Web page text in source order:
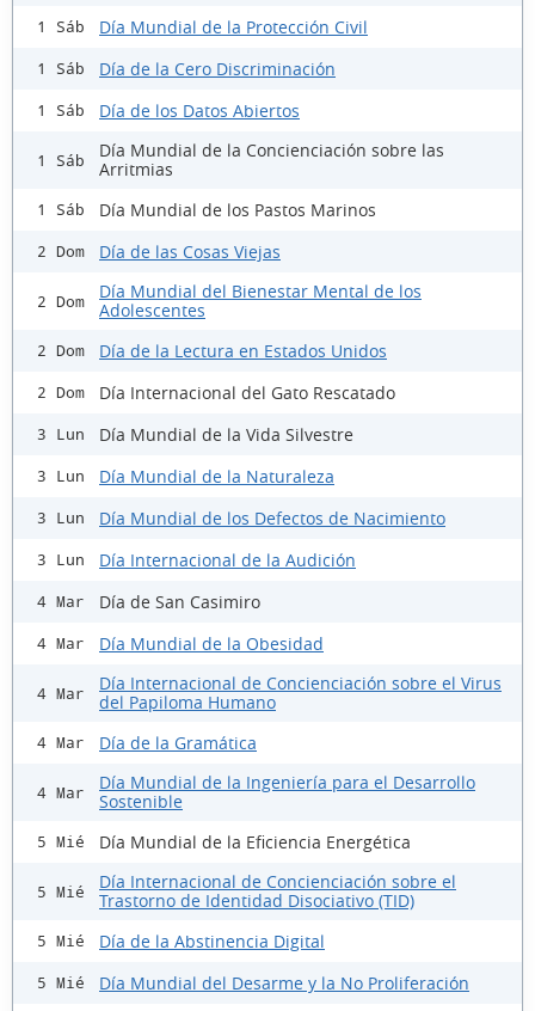
1 Sáb Día Mundial de la Protección Civil
1 Sáb Día de la Cero Discriminación
1 Sáb Día de los Datos Abiertos
1 Sáb
Día Mundial de la Concienciación sobre las
Arritmias
1 Sáb Día Mundial de los Pastos Marinos
2 Dom Día de las Cosas Viejas
2 Dom
Día Mundial del Bienestar Mental de los
Adolescentes
2 Dom Día de la Lectura en Estados Unidos
2 Dom Día Internacional del Gato Rescatado
3 Lun Día Mundial de la Vida Silvestre
3 Lun Día Mundial de la Naturaleza
3 Lun Día Mundial de los Defectos de Nacimiento
3 Lun Día Internacional de la Audición
4 Mar Día de San Casimiro
4 Mar Día Mundial de la Obesidad
4 Mar
Día Internacional de Concienciación sobre el Virus
del Papiloma Humano
4 Mar Día de la Gramática
4 Mar
Día Mundial de la Ingeniería para el Desarrollo
Sostenible
5 Mié Día Mundial de la Eficiencia Energética
5 Mié
Día Internacional de Concienciación sobre el
Trastorno de Identidad Disociativo (TID)
5 Mié Día de la Abstinencia Digital
5 Mié Día Mundial del Desarme y la No Proliferación